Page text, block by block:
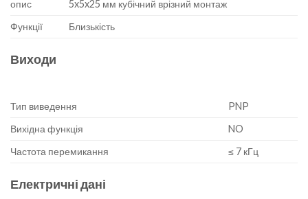
опис
5x5x25 мм кубічний врізний монтаж
Функції
Близькість
Виходи
Тип виведення
PNP
Вихідна функція
NO
Частота перемикання
≤ 7 кГц
Електричні дані